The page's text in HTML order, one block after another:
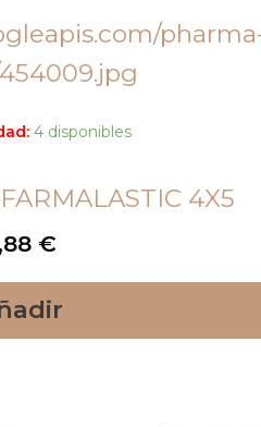
4 disponibles
4X5
€